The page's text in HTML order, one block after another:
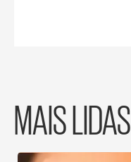
MAIS LIDAS